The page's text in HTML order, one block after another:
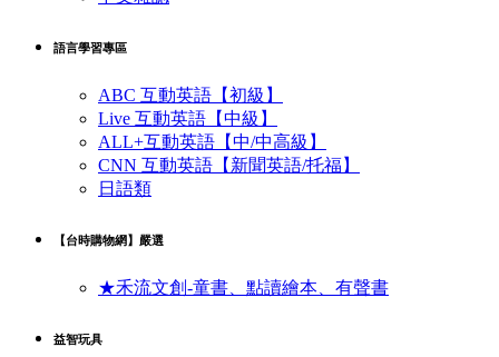
語言學習專區
ABC 互動英語【初級】
Live 互動英語【中級】
ALL+互動英語【中/中高級】
CNN 互動英語【新聞英語/托福】
日語類
【台時購物網】嚴選
★禾流文創-童書、點讀繪本、有聲書
益智玩具